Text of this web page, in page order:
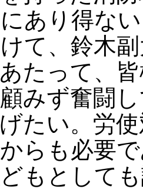
あり得な
て、鈴木
たって、
みず奮闘
たい。労
らも必要
もとして